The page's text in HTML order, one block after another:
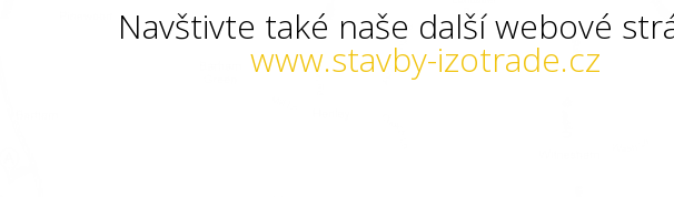
Navštivte také naše další webové
www.stavby-izotrade.cz